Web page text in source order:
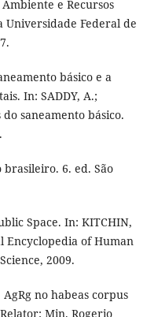
e Recursos
Universidade Federal de
básico e a
In: SADDY, A.;
do saneamento básico.
brasileiro. 6. ed. São
Space. In: KITCHIN,
Encyclopedia of Human
2009.
no habeas corpus
Relator: Min. Rogerio